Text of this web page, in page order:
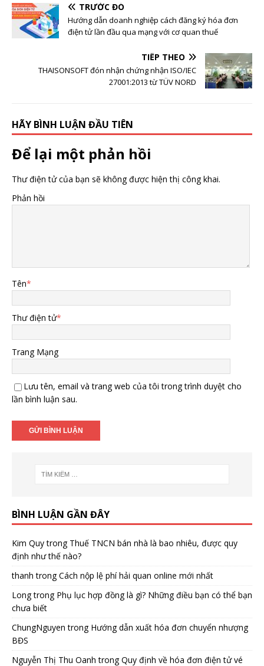
TRƯỚC ĐÓ
Hướng dẫn doanh nghiệp cách đăng ký hóa đơn
điện tử lần đầu qua mạng với cơ quan thuế
TIẾP THEO
THAISONSOFT đón nhận chứng nhận ISO/IEC
27001:2013 từ TÜV NORD
HÃY BÌNH LUẬN ĐẦU TIÊN
Để lại một phản hồi
Thư điện tử của bạn sẽ không được hiện thị công khai.
Phản hồi
Tên*
Thư điện tử*
Trang Mạng
Lưu tên, email và trang web của tôi trong trình duyệt cho
lần bình luận sau.
BÌNH LUẬN GẦN ĐÂY
Kim Quytrong Thuế TNCN bán nhà là bao nhiêu, được quy
định như thế nào?
thanh trongCách nộp lệ phí hải quan online mới nhất
Longtrong Phụ lục hợp đồng là gì? Những điều bạn có thể bạn
chưa biết
ChungNguyen trong Hướng dẫn xuất hóa đơn chuyển nhượng
BĐS
Nguyễn Thị Thu Oanh trongQuy định về hóa đơn điện tử vé